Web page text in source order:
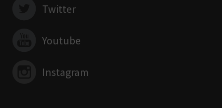
Twitter
Youtube
Instagram